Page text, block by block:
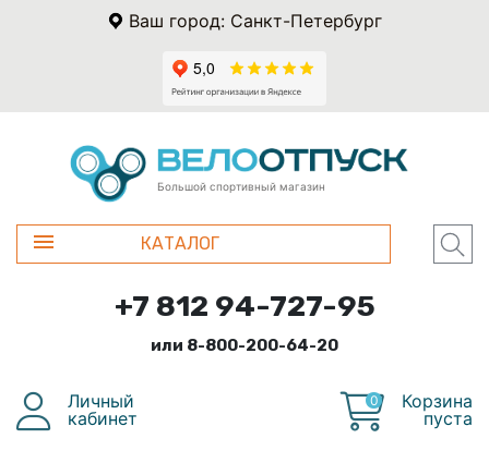
Ваш город: Санкт-Петербург
Большой спортивный магазин
КАТАЛОГ
+7 812 94-727-95
или 8-800-200-64-20
Личный
кабинет
0
Корзина
пуста